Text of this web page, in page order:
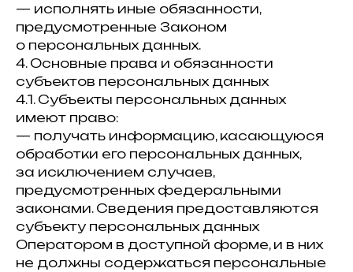
— исполнять иные обязанности,
предусмотренные Законом
о персональных данных.
4. Основные права и обязанности
субъектов персональных данных
4.1. Субъекты персональных данных
имеют право:
— получать информацию, касающуюся
обработки его персональных данных,
за исключением случаев,
предусмотренных федеральными
законами. Сведения предоставляются
субъекту персональных данных
Оператором в доступной форме, и в них
не должны содержаться персональные